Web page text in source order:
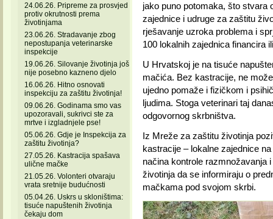
24.06.26. Pripreme za prosvjed
protiv okrutnosti prema
životinjama
23.06.26. Stradavanje zbog
nepostupanja veterinarske
inspekcije
19.06.26. Silovanje životinja još
nije posebno kazneno djelo
16.06.26. Hitno osnovati
inspekciju za zaštitu životinja!
09.06.26. Godinama smo vas
upozoravali, sukrivci ste za
mrtve i izgladnjele pse!
05.06.26. Gdje je Inspekcija za
zaštitu životinja?
27.05.26. Kastracija spašava
ulične mačke
21.05.26. Volonteri otvaraju
vrata sretnije budućnosti
05.04.26. Uskrs u skloništima:
tisuće napuštenih životinja
čekaju dom
jako puno potomaka, što stvara
zajednice i udruge za zaštitu
rješavanje uzroka problema i
100 lokalnih zajednica financira
U Hrvatskoj je na tisuće
mačića. Bez kastracije, ne
ujedno pomaže i fizičkom i
ljudima. Stoga veterinari taj
odgovornog skrbništva.
Iz Mreže za zaštitu životinja
kastracije – lokalne zajednice
načina kontrole razmnožavanja
životinja da se informiraju o
mačkama pod svojom skrbi.